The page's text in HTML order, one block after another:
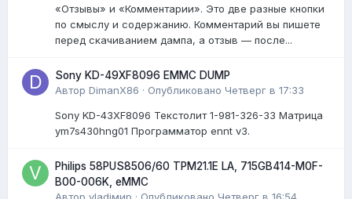
«Отзывы» и «Комментарии». Это две разные кнопки
по смыслу и содержанию. Комментарий вы пишете
перед скачиванием дампа, а отзыв — после...
Sony KD-49XF8096 EMMC DUMP
Автор DimanX86 · Опубликовано Четверг в 17:33
Sony KD-43XF8096 Текстолит 1-981-326-33 Матрица
ym7s430hng01 Программатор ennt v3.
Philips 58PUS8506/60 TPM21.1E LA, 715GB414-M0F-
B00-006K, eMMC
Автор vladiмир · Опубликовано Четверг в 16:54